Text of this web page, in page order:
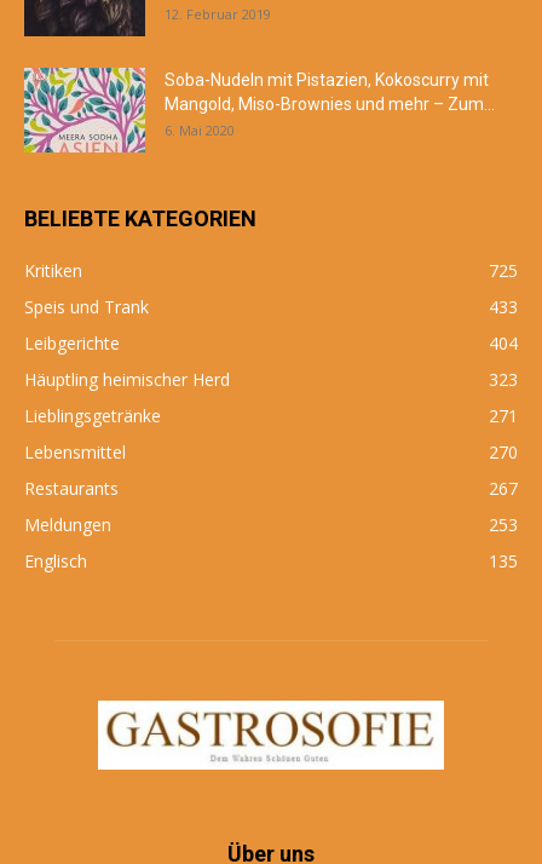
12. Februar 2019
Soba-Nudeln mit Pistazien, Kokoscurry mit
Mangold, Miso-Brownies und mehr – Zum...
6. Mai 2020
BELIEBTE KATEGORIEN
Kritiken
725
Speis und Trank
433
Leibgerichte
404
Häuptling heimischer Herd
323
Lieblingsgetränke
271
Lebensmittel
270
Restaurants
267
Meldungen
253
Englisch
135
Über uns